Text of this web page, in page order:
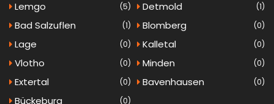
Lemgo (5) Detmold (1)
Bad Salzuflen (1) Blomberg (0)
Lage (0) Kalletal (0)
Vlotho (0) Minden (0)
Extertal (0) Bavenhausen (0)
Bückeburg (0)